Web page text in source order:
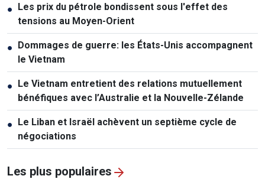
● Les prix du pétrole bondissent sous l'effet des
tensions au Moyen-Orient
● Dommages de guerre: les États-Unis accompagnent
le Vietnam
● Le Vietnam entretient des relations mutuellement
bénéfiques avec l’Australie et la Nouvelle-Zélande
● Le Liban et Israël achèvent un septième cycle de
négociations
Les plus populaires